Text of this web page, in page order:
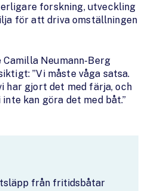
forskning, utveckling
för att driva omställningen
Neumann-Berg
”Vi måste våga satsa.
har gjort det med färja, och
kan göra det med båt.”
från fritidsbåtar